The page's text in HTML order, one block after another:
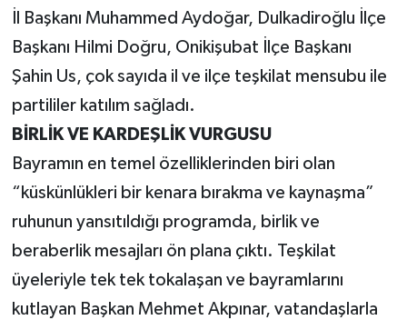
İl Başkanı Muhammed Aydoğar, Dulkadiroğlu İlçe
Başkanı Hilmi Doğru, Onikişubat İlçe Başkanı
Şahin Us, çok sayıda il ve ilçe teşkilat mensubu ile
partililer katılım sağladı.
BİRLİK VE KARDEŞLİK VURGUSU
Bayramın en temel özelliklerinden biri olan
“küskünlükleri bir kenara bırakma ve kaynaşma”
ruhunun yansıtıldığı programda, birlik ve
beraberlik mesajları ön plana çıktı. Teşkilat
üyeleriyle tek tek tokalaşan ve bayramlarını
kutlayan Başkan Mehmet Akpınar, vatandaşlarla